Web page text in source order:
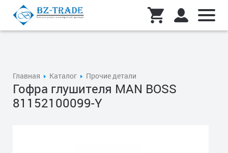
Главная Каталог Прочие детали
Гофра глушителя MAN BOSS
81152100099-Y